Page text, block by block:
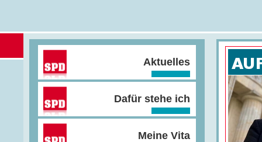
Aktuelles
Dafür stehe ich
Meine Vita